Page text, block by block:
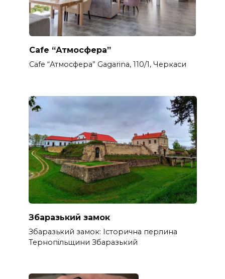
Cafe “Атмосфера”
Cafe “Атмосфера” Gagarina, 110/1, Черкаси
Збаразький замок
Збаразький замок: Історична перлина
Тернопільщини Збаразький